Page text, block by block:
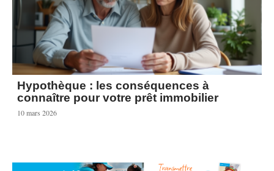
Hypothèque : les conséquences à
connaître pour votre prêt immobilier
10 mars 2026